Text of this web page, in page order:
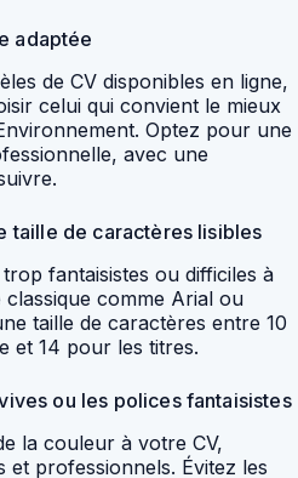
adaptée
de CV disponibles en ligne,
celui qui convient le mieux
Optez pour une
avec une
taille de caractères lisibles
trop fantaisistes ou difficiles à
comme Arial ou
taille de caractères entre 10
et 14 pour les titres.
ou les polices fantaisistes
la couleur à votre CV,
et professionnels. Évitez les